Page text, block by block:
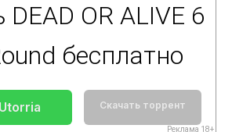
OR ALIVE 6
бесплатно
Скачать торрент
Реклама 18+